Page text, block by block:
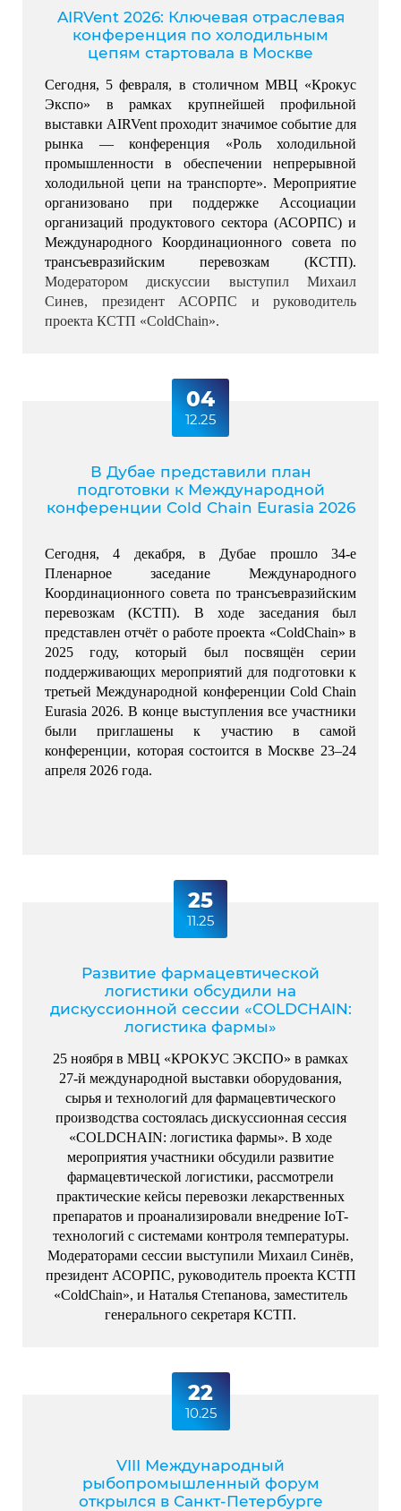
AIRVent 2026: Ключевая отраслевая
конференция по холодильным
цепям стартовала в Москве
Сегодня, 5 февраля, в столичном МВЦ «Крокус
Экспо» в рамках крупнейшей профильной
выставки AIRVent проходит значимое событие для
рынка — конференция «Роль холодильной
промышленности в обеспечении непрерывной
холодильной цепи на транспорте». Мероприятие
организовано при поддержке Ассоциации
организаций продуктового сектора (АСОРПС) и
Международного Координационного совета по
Модератором дискуссии выступил Михаил
Синев, президент АСОРПС и руководитель
проекта КСТП «ColdChain».
04
12.25
В Дубае представили план
подготовки к Международной
конференции Cold Chain Eurasia 2026
Сегодня, 4 декабря, в Дубае прошло 34-е
Пленарное заседание Международного
Координационного совета по трансъевразийским
перевозкам (КСТП). В ходе заседания был
представлен отчёт о работе проекта «ColdChain» в
2025 году, который был посвящён серии
поддерживающих мероприятий для подготовки к
третьей Международной конференции Cold Chain
Eurasia 2026. В конце выступления все участники
были приглашены к участию в самой
конференции, которая состоится в Москве 23–24
апреля 2026 года.
25
11.25
Развитие фармацевтической
логистики обсудили на
дискуссионной сессии «COLDCHAIN:
логистика фармы»
25 ноября в МВЦ «КРОКУС ЭКСПО» в рамках
27-й международной выставки оборудования,
сырья и технологий для фармацевтического
производства состоялась дискуссионная сессия
«COLDCHAIN: логистика фармы». В ходе
мероприятия участники обсудили развитие
фармацевтической логистики, рассмотрели
практические кейсы перевозки лекарственных
препаратов и проанализировали внедрение IoT-
технологий с системами контроля температуры.
Модераторами сессии выступили Михаил Синёв,
президент АСОРПС, руководитель проекта КСТП
«ColdChain», и Наталья Степанова, заместитель
генерального секретаря КСТП.
22
10.25
VIII Международный
рыбопромышленный форум
открылся в Санкт-Петербурге